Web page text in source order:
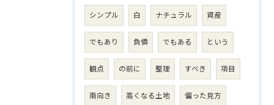
シンプル 白 ナチュラル 資産
でもあり 負債 でもある という
観点 の前に 整理 すべき 項目
南向き 高くなる土地 偏った見方